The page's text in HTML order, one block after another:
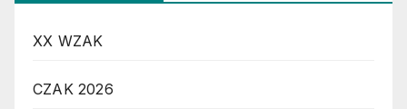
XX WZAK
CZAK 2026